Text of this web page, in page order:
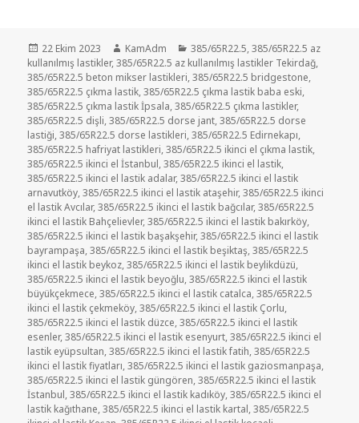
Yayın
tarihi
22 Ekim 2023 Yazar
KamAdm Kategoriler
385/65R22.5,385/65R22.5 az
kullanılmış lastikler,385/65R22.5 az kullanılmış lastikler Tekirdağ,
385/65R22.5 beton mikser lastikleri,385/65R22.5 bridgestone,
385/65R22.5 çıkma lastik,385/65R22.5 çıkma lastik baba eski,
385/65R22.5 çıkma lastik İpsala,385/65R22.5 çıkma lastikler,
385/65R22.5 dişli,385/65R22.5 dorse jant,385/65R22.5 dorse
lastiği,385/65R22.5 dorse lastikleri,385/65R22.5 Edirnekapı,
385/65R22.5 hafriyat lastikleri,385/65R22.5 ikinci el çıkma lastik,
385/65R22.5 ikinci el İstanbul,385/65R22.5 ikinci el lastik,
385/65R22.5 ikinci el lastik adalar,385/65R22.5 ikinci el lastik
arnavutköy,385/65R22.5 ikinci el lastik ataşehir,385/65R22.5 ikinci
el lastik Avcılar,385/65R22.5 ikinci el lastik bağcılar,385/65R22.5
ikinci el lastik Bahçelievler,385/65R22.5 ikinci el lastik bakırköy,
385/65R22.5 ikinci el lastik başakşehir,385/65R22.5 ikinci el lastik
bayrampaşa,385/65R22.5 ikinci el lastik beşiktaş,385/65R22.5
ikinci el lastik beykoz,385/65R22.5 ikinci el lastik beylikdüzü,
385/65R22.5 ikinci el lastik beyoğlu,385/65R22.5 ikinci el lastik
büyükçekmece,385/65R22.5 ikinci el lastik catalca,385/65R22.5
ikinci el lastik çekmeköy,385/65R22.5 ikinci el lastik Çorlu,
385/65R22.5 ikinci el lastik düzce,385/65R22.5 ikinci el lastik
esenler,385/65R22.5 ikinci el lastik esenyurt,385/65R22.5 ikinci el
lastik eyüpsultan,385/65R22.5 ikinci el lastik fatih,385/65R22.5
ikinci el lastik fiyatları,385/65R22.5 ikinci el lastik gaziosmanpaşa,
385/65R22.5 ikinci el lastik güngören,385/65R22.5 ikinci el lastik
İstanbul,385/65R22.5 ikinci el lastik kadıköy,385/65R22.5 ikinci el
lastik kağıthane,385/65R22.5 ikinci el lastik kartal,385/65R22.5